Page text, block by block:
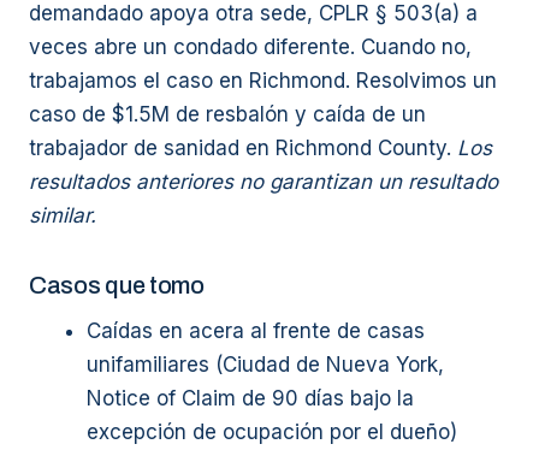
demandado apoya otra sede, CPLR § 503(a) a
veces abre un condado diferente. Cuando no,
trabajamos el caso en Richmond. Resolvimos un
caso de $1.5M de resbalón y caída de un
trabajador de sanidad en Richmond County. Los
resultados anteriores no garantizan un resultado
similar.
Casos que tomo
Caídas en acera al frente de casas
unifamiliares (Ciudad de Nueva York,
Notice of Claim de 90 días bajo la
excepción de ocupación por el dueño)